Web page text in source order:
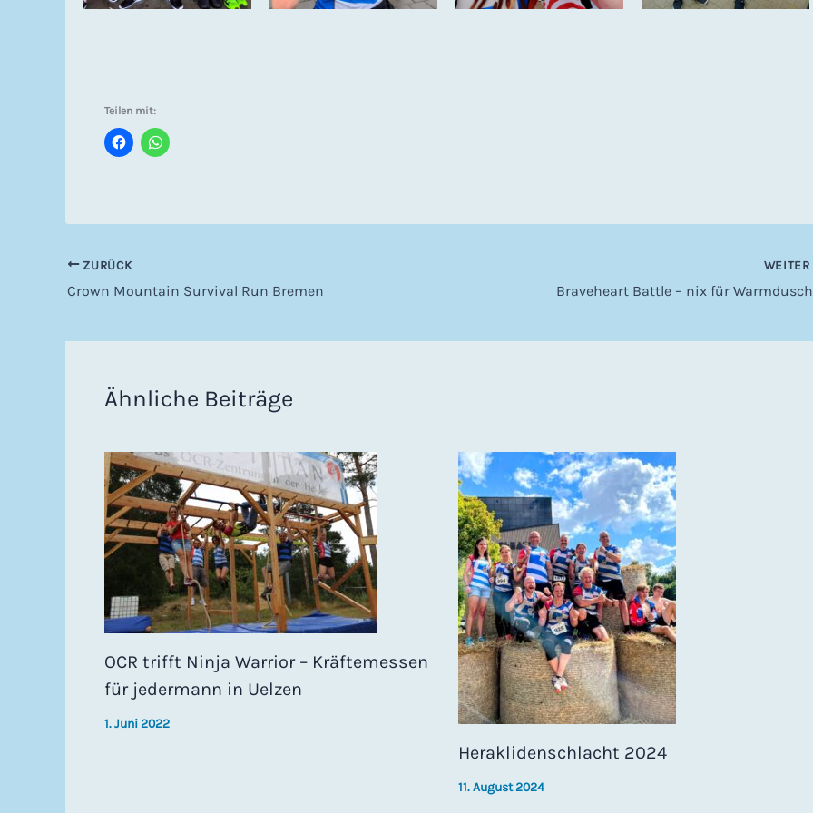
Teilen mit:
ZURÜCK
Crown Mountain Survival Run Bremen
WEITER
Braveheart Battle – nix für
Ähnliche Beiträge
OCR trifft Ninja Warrior – Kräftemessen
für jedermann in Uelzen
1. Juni 2022
Heraklidenschlacht 2024
11. August 2024